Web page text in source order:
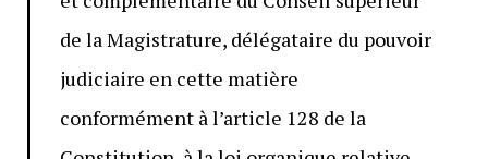
de la Magistrature, délégataire du pouvoir
judiciaire en cette matière
conformément à l’article 128 de la